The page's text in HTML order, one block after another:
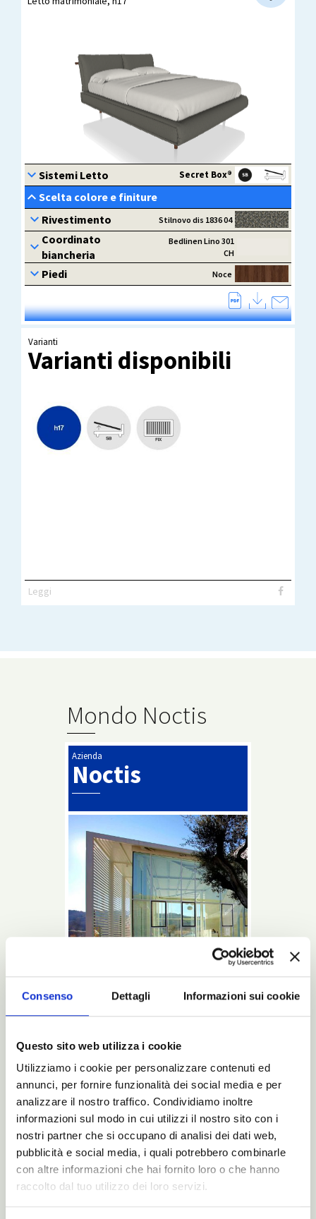
Consenso Dettagli Informazioni sui cookie
Questo sito web utilizza i cookie
Utilizziamo i cookie per personalizzare contenuti ed
annunci, per fornire funzionalità dei social media e per
analizzare il nostro traffico. Condividiamo inoltre
informazioni sul modo in cui utilizzi il nostro sito con i
nostri partner che si occupano di analisi dei dati web,
pubblicità e social media, i quali potrebbero combinarle
con altre informazioni che hai fornito loro o che hanno
raccolto dal tuo utilizzo dei loro servizi.
Varianti
Varianti disponibili
Leggi
Mondo Noctis
Azienda
Noctis
L’intero processo di creazione dei letti Noctis
prima di chiudere la spedizione che arriverà a
casa vostra.
Leggi
Cataloghi
BluNotte